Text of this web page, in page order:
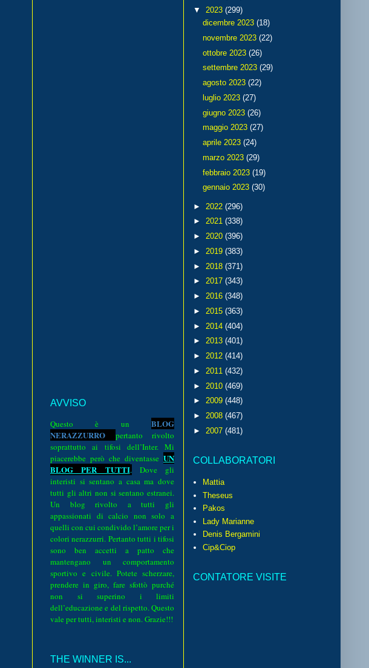
AVVISO
Questo è un BLOG
NERAZZURRO pertanto rivolto
soprattutto ai tifosi dell’Inter. Mi
piacerebbe però che diventasse UN
BLOG PER TUTTI.
Dove gli
interisti si sentano a casa ma dove
tutti gli altri non si sentano estranei.
Un blog rivolto a tutti gli
appassionati di calcio non solo a
quelli con cui condivido l’amore per i
colori nerazzurri. Pertanto tutti i tifosi
sono ben accetti a patto che
mantengano un comportamento
sportivo e civile. Potete scherzare,
prendere in giro, fare sfottò purché
non si superino i limiti
dell’educazione e del rispetto. Questo
vale per tutti, interisti e non. Grazie!!!
THE WINNER IS...
▼ 2023 (299)
dicembre 2023 (18)
novembre 2023 (22)
ottobre 2023 (26)
settembre 2023 (29)
agosto 2023 (22)
luglio 2023 (27)
giugno 2023 (26)
maggio 2023 (27)
aprile 2023 (24)
marzo 2023 (29)
febbraio 2023 (19)
gennaio 2023 (30)
► 2022 (296)
► 2021 (338)
► 2020 (396)
► 2019 (383)
► 2018 (371)
► 2017 (343)
► 2016 (348)
► 2015 (363)
► 2014 (404)
► 2013 (401)
► 2012 (414)
► 2011 (432)
► 2010 (469)
► 2009 (448)
► 2008 (467)
► 2007 (481)
COLLABORATORI
Mattia
Theseus
Pakos
Lady Marianne
Denis Bergamini
Cip&Ciop
CONTATORE VISITE